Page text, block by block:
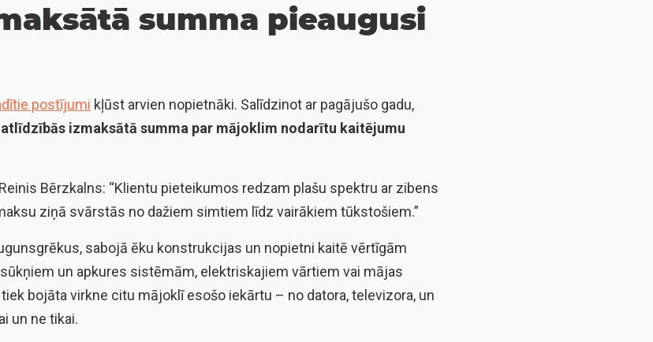
summa pieaugusi
postījumi kļūst arvien nopietnāki. Salīdzinot ar pagājušo gadu,
atlīdzībās izmaksātā summa par mājoklim nodarītu kaitējumu
Bērzkalns: “Klientu pieteikumos redzam plašu spektru ar zibens
ziņā svārstās no dažiem simtiem līdz vairākiem tūkstošiem.”
sabojā ēku konstrukcijas un nopietni kaitē vērtīgām
un apkures sistēmām, elektriskajiem vārtiem vai mājas
bojāta virkne citu mājoklī esošo iekārtu – no datora, televizora, un
un ne tikai.